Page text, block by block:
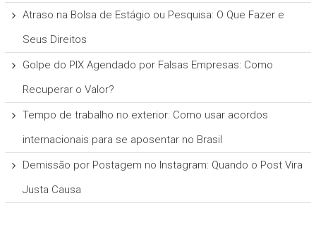
Atraso na Bolsa de Estágio ou Pesquisa: O Que Fazer e
Seus Direitos
Golpe do PIX Agendado por Falsas Empresas: Como
Recuperar o Valor?
Tempo de trabalho no exterior: Como usar acordos
internacionais para se aposentar no Brasil
Demissão por Postagem no Instagram: Quando o Post Vira
Justa Causa